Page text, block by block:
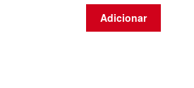
Adicionar